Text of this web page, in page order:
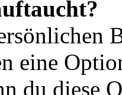
eine
du diese